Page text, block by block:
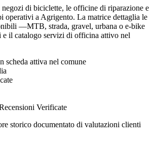
negozi di biciclette, le officine di riparazione e
operativi a Agrigento. La matrice dettaglia le
—MTB, strada, gravel, urbana o e-bike
il catalogo servizi di officina attivo nel
scheda attiva nel comune
Verificate
storico documentato di valutazioni clienti